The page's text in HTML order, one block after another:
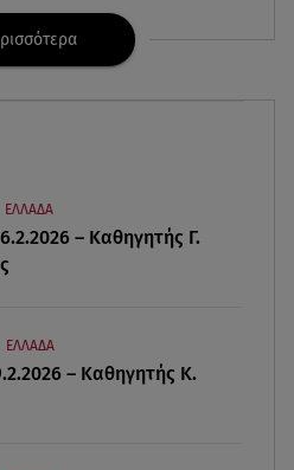
hot αναρτήσεις της με
αναχώρησαν σήμερα
από το σημείο
(αναλόγιο) στο
ΕΛΛΑΔΑ
– Καθηγητής Γ.
ΕΛΛΑΔΑ
– Καθηγητής Κ.